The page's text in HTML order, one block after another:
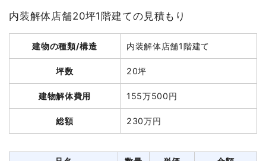
建物の種類/構造 軽量鉄骨造店舗1階建て
坪数 12坪
建物解体費用 20万8,000円
総額 216万7,000円
品名 数量 単価
金額
坪数 52坪
建物解体費用 346万9,300円
総額 511万5,000円
品名 数量 単価
金額
鉄骨造住宅52坪2階建
52坪 66,717円
374m² 1,000円
374,000円
内装解体店舗20坪1階建ての見積もり
建物の種類/構造 内装解体店舗1階建て
坪数 20坪
建物解体費用 155万500円
総額 230万円